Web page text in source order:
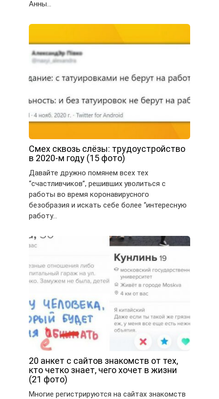
Анны…
Смех сквозь слёзы: трудоустройство
в 2020-м году (15 фото)
Давайте дружно помянем всех тех
“счастливчиков”, решивших уволиться с
работы во время коронавирусного
безобразия и искать себе более “интересную
работу…
20 анкет с сайтов знакомств от тех,
кто четко знает, чего хочет в жизни
(21 фото)
Многие регистрируются на сайтах знакомств